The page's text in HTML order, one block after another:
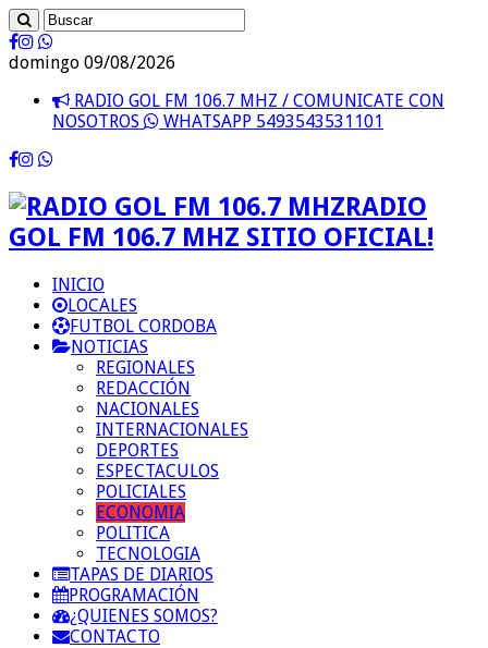
domingo 09/08/2026
RADIO GOL FM 106.7 MHZ / COMUNICATE CON
NOSOTROS
WHATSAPP 5493543531101
RADIO
GOL FM 106.7 MHZ SITIO OFICIAL!
INICIO
LOCALES
FUTBOL CORDOBA
NOTICIAS
REGIONALES
REDACCIÓN
NACIONALES
INTERNACIONALES
DEPORTES
ESPECTACULOS
POLICIALES
ECONOMIA
POLITICA
TECNOLOGIA
TAPAS DE DIARIOS
PROGRAMACIÓN
¿QUIENES SOMOS?
CONTACTO